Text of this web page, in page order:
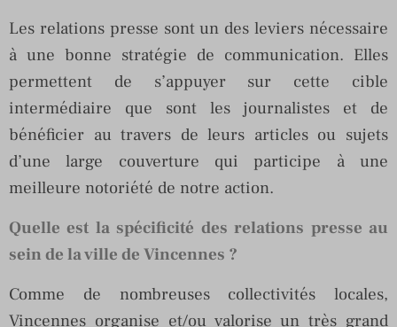
Les relations presse sont un des leviers nécessaire
à une bonne stratégie de communication. Elles
permettent de s’appuyer sur cette cible
intermédiaire que sont les journalistes et de
bénéficier au travers de leurs articles ou sujets
d’une large couverture qui participe à une
meilleure notoriété de notre action.
Quelle est la spécificité des relations presse au
sein de la ville de Vincennes ?
Comme de nombreuses collectivités locales,
Vincennes organise et/ou valorise un très grand